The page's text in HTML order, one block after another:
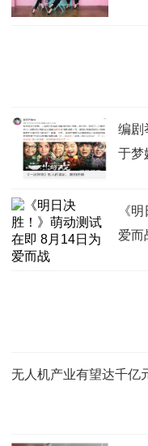
编剧
于梦
《
爱而
无人机产业有望达千亿